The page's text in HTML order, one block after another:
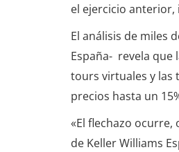
el ejercicio anterior,
El análisis de miles
España- revela que
tours virtuales y las
precios hasta un
«El flechazo
de Keller Williams